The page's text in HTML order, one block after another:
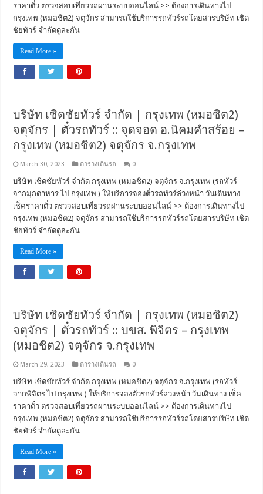
ราคาตั๋ว ตรวจสอบเที่ยวรถผ่านระบบออนไลน์ >> ต้องการเดินทางไป
กรุงเทพ (หมอชิต2) จตุจักร สามารถใช้บริการรถทัวร์รถโดยสารบริษัท เชิด
ชัยทัวร์ จำกัดดูละกัน
Read More »
บริษัท เชิดชัยทัวร์ จำกัด | กรุงเทพ (หมอชิต2)
จตุจักร | ตั๋วรถทัวร์ :: จุดจอด อ.นิคมคำสร้อย –
กรุงเทพ (หมอชิต2) จตุจักร จ.กรุงเทพ
March 30, 2023 ตารางเดินรถ 0
บริษัท เชิดชัยทัวร์ จำกัด กรุงเทพ (หมอชิต2) จตุจักร จ.กรุงเทพ (รถทัวร์
จากมุกดาหาร ไป กรุงเทพ ) ให้บริการจองตั๋วรถทัวร์ล่วงหน้า วันเดินทาง
เช็คราคาตั๋ว ตรวจสอบเที่ยวรถผ่านระบบออนไลน์ >> ต้องการเดินทางไป
กรุงเทพ (หมอชิต2) จตุจักร สามารถใช้บริการรถทัวร์รถโดยสารบริษัท เชิด
ชัยทัวร์ จำกัดดูละกัน
Read More »
บริษัท เชิดชัยทัวร์ จำกัด | กรุงเทพ (หมอชิต2)
จตุจักร | ตั๋วรถทัวร์ :: บขส. พิจิตร – กรุงเทพ
(หมอชิต2) จตุจักร จ.กรุงเทพ
March 29, 2023 ตารางเดินรถ 0
บริษัท เชิดชัยทัวร์ จำกัด กรุงเทพ (หมอชิต2) จตุจักร จ.กรุงเทพ (รถทัวร์
จากพิจิตร ไป กรุงเทพ ) ให้บริการจองตั๋วรถทัวร์ล่วงหน้า วันเดินทาง เช็ค
ราคาตั๋ว ตรวจสอบเที่ยวรถผ่านระบบออนไลน์ >> ต้องการเดินทางไป
กรุงเทพ (หมอชิต2) จตุจักร สามารถใช้บริการรถทัวร์รถโดยสารบริษัท เชิด
ชัยทัวร์ จำกัดดูละกัน
Read More »